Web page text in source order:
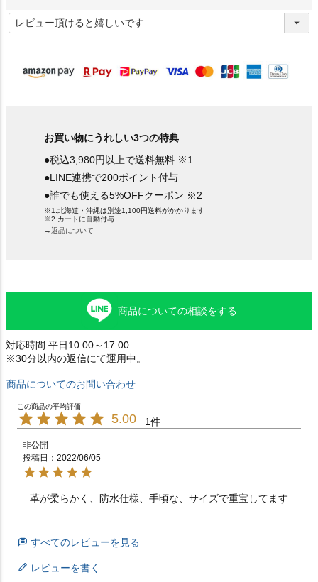
必
須
お買い物にうれしい3つの特典
●税込3,980円以上で送料無料 ※1
●LINE連携で200ポイント付与
●誰でも使える5%OFFクーポン ※2
※1.北海道・沖縄は別途1,100円送料がかかります
※2.カートに自動付与
→返品について
商品についての相談をする
対応時間:平日10:00～17:00
※30分以内の返信にて運用中。
商品についてのお問い合わせ
5.00 1
非公開
投稿日
2022/06/05
革が柔らかく、防水仕様、手頃な、サイズで重宝してます
すべてのレビューを見る
レビューを書く